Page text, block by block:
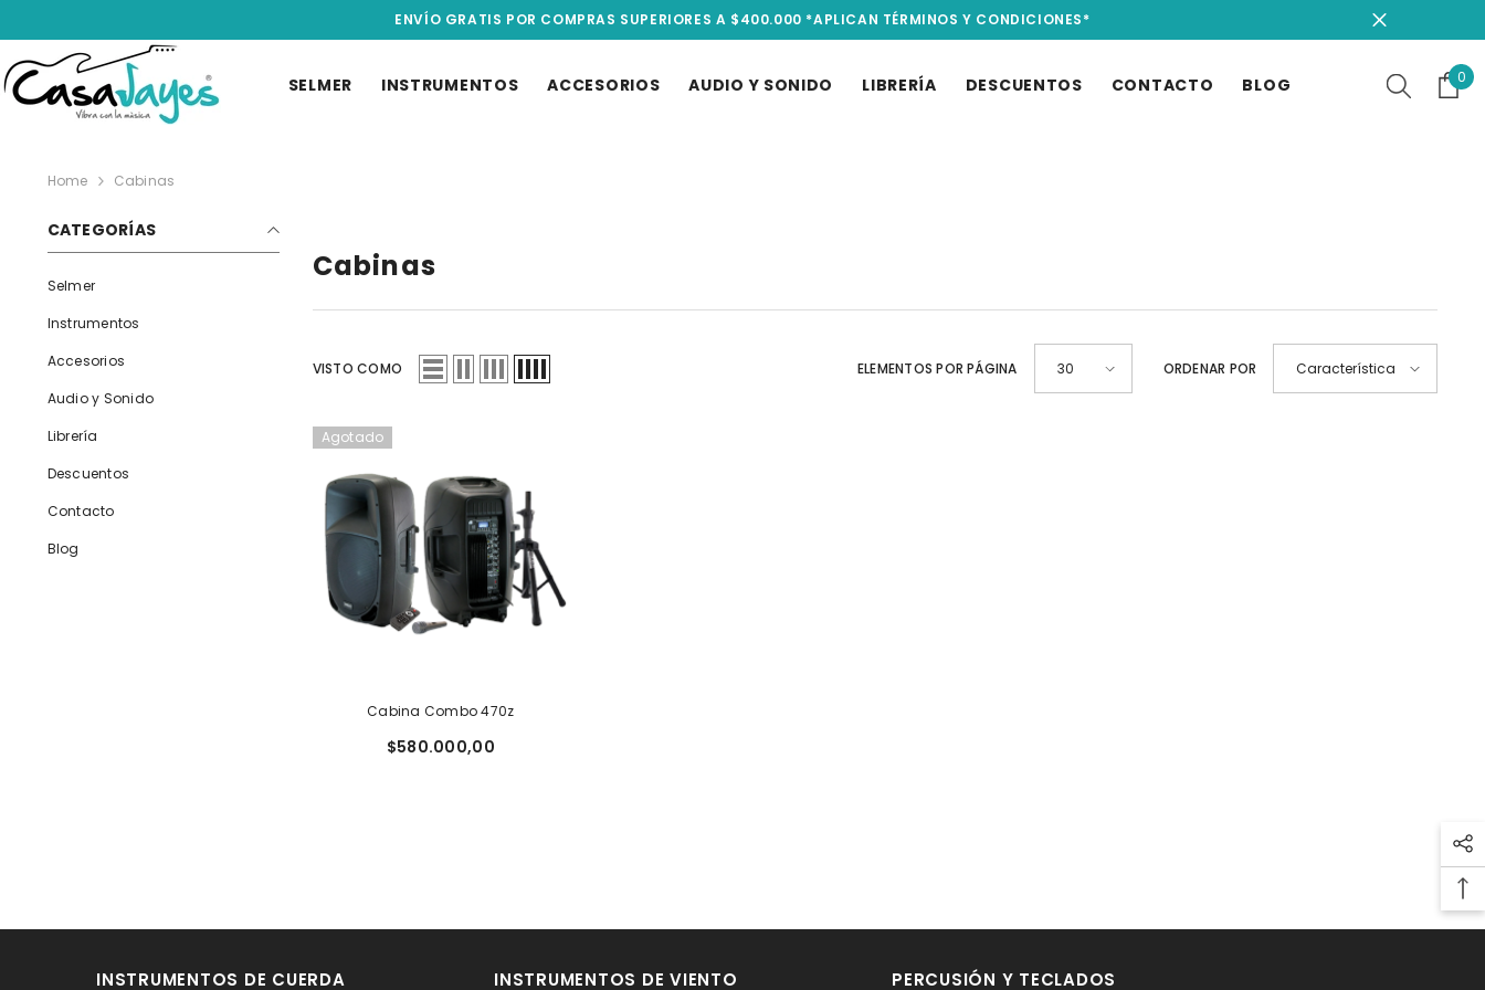
ENVÍO GRATIS POR COMPRAS SUPERIORES A $400.000 *APLICAN TÉRMINOS Y CONDICIONES*
SELMER INSTRUMENTOS ACCESORIOS AUDIO Y SONIDO LIBRERÍA DESCUENTOS CONTACTO BLOG 00
Home Cabinas
CATEGORÍAS
Selmer
Instrumentos
Accesorios
Audio y Sonido
Librería
Descuentos
Contacto
Blog
Cabinas
VISTO COMO ELEMENTOS POR PÁGINA 30 ORDENAR POR Características
Agotado
Cabina Combo 470z
$580.000,00
INSTRUMENTOS DE CUERDA INSTRUMENTOS DE VIENTO PERCUSIÓN Y TECLADOS